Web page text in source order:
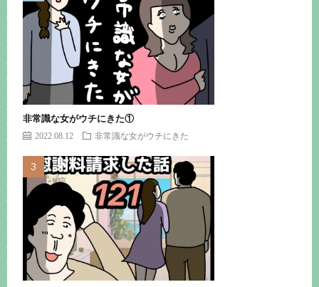
非常識な女がウチにきた①
2022.08.12 非常識な女がウチにきた